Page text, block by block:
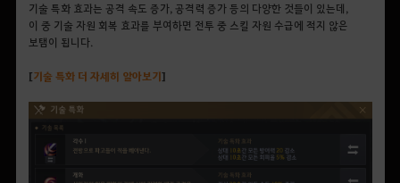
기술 특화 효과는 공격 속도 증가, 공격력 증가 등의 다양한 것들이 있는데,
이 중 기술 자원 회복 효과를 부여하면 전투 중 스킬 자원 수급에 적지 않은
보탬이 됩니다.
[기술 특화 더 자세히 알아보기]